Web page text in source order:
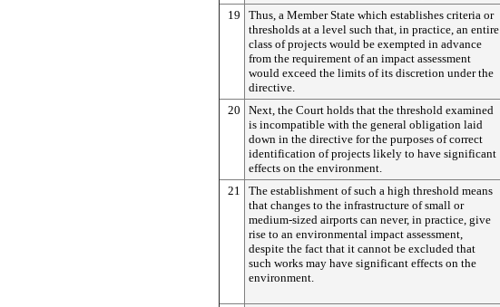
19
Thus, a Member State which establishes criteria or
thresholds at a level such that, in practice, an entire
class of projects would be exempted in advance
from the requirement of an impact assessment
would exceed the limits of its discretion under the
directive.
20
Next, the Court holds that the threshold examined
is incompatible with the general obligation laid
down in the directive for the purposes of correct
identification of projects likely to have significant
effects on the environment.
21
The establishment of such a high threshold means
that changes to the infrastructure of small or
medium-sized airports can never, in practice, give
rise to an environmental impact assessment,
despite the fact that it cannot be excluded that
such works may have significant effects on the
environment.